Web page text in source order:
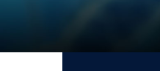
Menu principal